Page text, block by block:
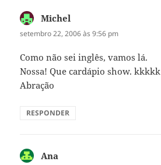
Michel
setembro 22, 2006 às 9:56 pm
Como não sei inglês, vamos lá.
Nossa! Que cardápio show. kkkkk
Abração
RESPONDER
Ana